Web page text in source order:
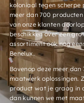
koloniaal tegen scherpe
meer dan 700
van onze klanten
beschikken over een
assortiment ook nog
Benelux.
Bovenop deze meer
maatwerk oplossingen.
product wat je graag in
dan kunnen we met